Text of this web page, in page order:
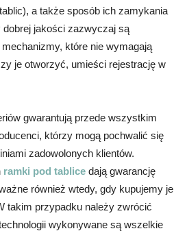
a także sposób ich zamykania
jakości zazwyczaj są
które nie wymagają
je otworzyć, umieści rejestrację w
gwarantują przede wszystkim
którzy mogą pochwalić się
zadowolonych klientów.
ramki pod tablice dają gwarancję
również wtedy, gdy kupujemy je
takim przypadku należy zwrócić
wykonywane są wszelkie